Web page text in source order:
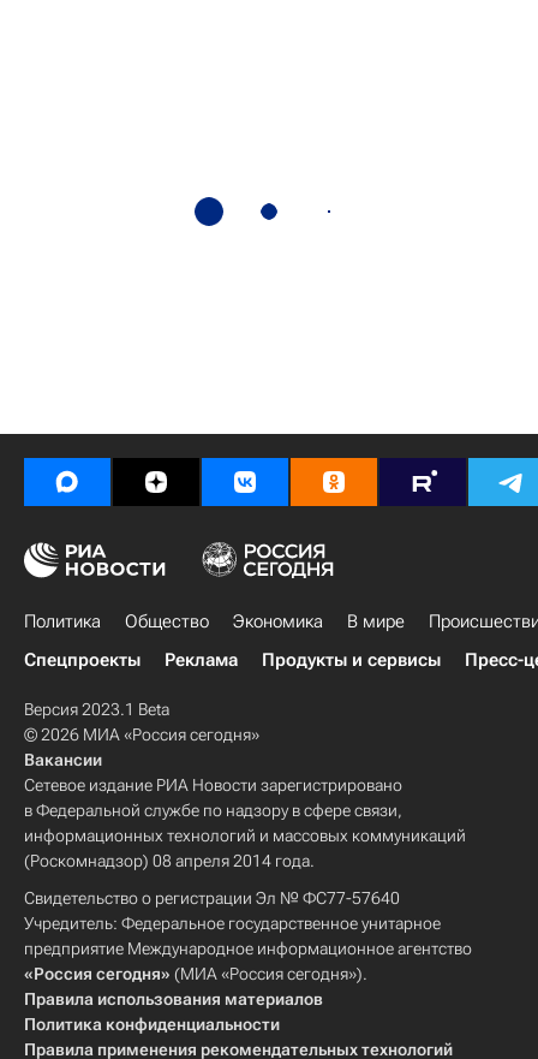
Политика Общество Экономика В мире
Спецпроекты
Реклама Продукты и сервисы Пресс-
Версия 2023.1 Beta
© 2026 МИА «Россия сегодня»
Вакансии
Сетевое издание РИА Новости зарегистрировано
в Федеральной службе по надзору в сфере связи,
информационных технологий и массовых коммуникаций
(Роскомнадзор) 08 апреля 2014 года.
Свидетельство о регистрации Эл № ФС77-57640
Учредитель: Федеральное государственное унитарное
предприятие Международное информационное агентство
«Россия сегодня» (МИА «Россия сегодня»).
Правила использования материалов
Политика конфиденциальности
Правила применения рекомендательных технологий